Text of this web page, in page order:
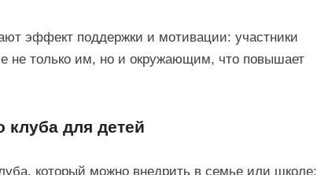
эффект поддержки и мотивации: участники
не только им, но и окружающим, что повышает
клуба для детей
который можно внедрить в семье или школе: